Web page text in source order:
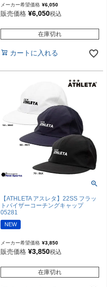
メーカー希望価格 ¥6,050
販売価格 ¥6,050税込
在庫切れ
カートに入れる
【ATHLETA アスレタ】22SS フラッ
トバイザーコーチングキャップ
05281
NEW
メーカー希望価格 ¥3,850
販売価格 ¥3,850税込
在庫切れ